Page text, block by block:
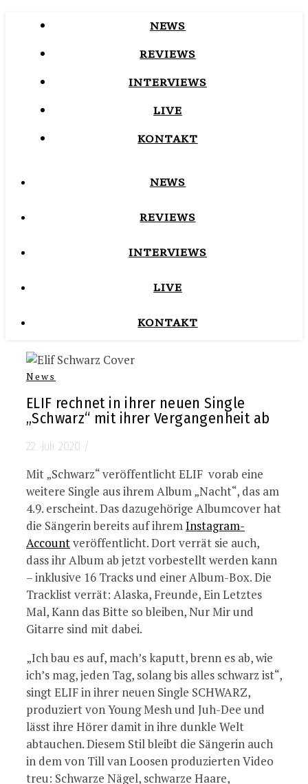
NEWS
REVIEWS
INTERVIEWS
LIVE
KONTAKT
NEWS
REVIEWS
INTERVIEWS
LIVE
KONTAKT
News
ELIF rechnet in ihrer neuen Single
„Schwarz“ mit ihrer Vergangenheit ab
22. Juli 2020 /
Mit „Schwarz“ veröffentlicht ELIF vorab eine
weitere Single aus ihrem Album „Nacht“, das am
4.9. erscheint. Das dazugehörige Albumcover hat
die Sängerin bereits auf ihrem Instagram-
Accountveröffentlicht. Dort verrät sie auch,
dass ihr Album ab jetzt vorbestellt werden kann
– inklusive 16 Tracks und einer Album-Box. Die
Tracklist verrät: Alaska, Freunde, Ein Letztes
Mal, Kann das Bitte so bleiben, Nur Mir und
Gitarre sind mit dabei.
„Ich bau es auf, mach’s kaputt, brenn es ab, wie
ich’s mag, jeden Tag, solang bis alles schwarz ist“,
singt ELIF in ihrer neuen Single SCHWARZ,
produziert von Young Mesh und Juh-Dee und
lässt ihre Hörer damit in ihre dunkle Welt
abtauchen. Diesem Stil bleibt die Sängerin auch
in dem von Till van Loosen produzierten Video
treu: Schwarze Nägel, schwarze Haare,